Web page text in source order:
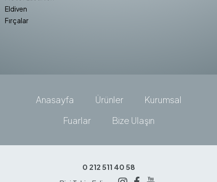
Eldiven
Fırçalar
Anasayfa Ürünler
Kurumsal
Fuarlar
Bize Ulaşın
0 212 511 40 58